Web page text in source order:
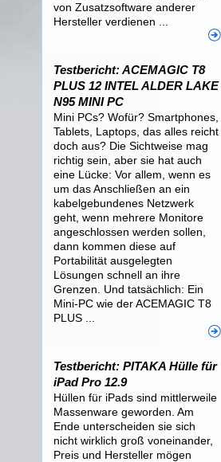
von Zusatzsoftware anderer
Hersteller verdienen ...
Testbericht: ACEMAGIC T8
PLUS 12 INTEL ALDER LAKE
N95 MINI PC
Mini PCs? Wofür? Smartphones,
Tablets, Laptops, das alles reicht
doch aus? Die Sichtweise mag
richtig sein, aber sie hat auch
eine Lücke: Vor allem, wenn es
um das Anschließen an ein
kabelgebundenes Netzwerk
geht, wenn mehrere Monitore
angeschlossen werden sollen,
dann kommen diese auf
Portabilität ausgelegten
Lösungen schnell an ihre
Grenzen. Und tatsächlich: Ein
Mini-PC wie der ACEMAGIC T8
PLUS ...
Testbericht: PITAKA Hülle für
iPad Pro 12.9
Hüllen für iPads sind mittlerweile
Massenware geworden. Am
Ende unterscheiden sie sich
nicht wirklich groß voneinander,
Preis und Hersteller mögen